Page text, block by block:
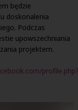
będzie
doskonalenia
Podczas
upowszechniania
projektem.